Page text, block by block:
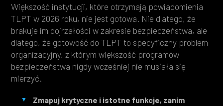
Większość instytucji, które otrzymają powiadomienia
TLPT w 2026 roku, nie jest gotowa. Nie dlatego, że
brakuje im dojrzałości w zakresie bezpieczeństwa, ale
dlatego, że gotowość do TLPT to specyficzny problem
organizacyjny, z którym większość programów
bezpieczeństwa nigdy wcześniej nie musiała się
mierzyć.
Zmapuj krytyczne i istotne funkcje, zanim